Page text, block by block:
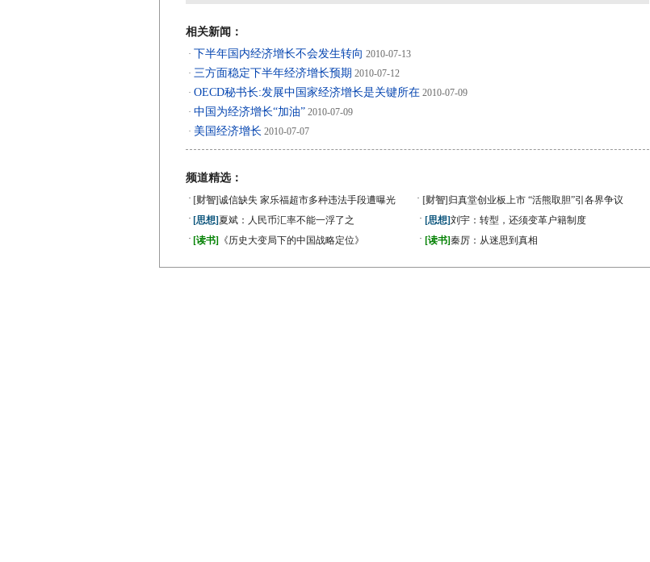
相关新闻：
· 下半年国内经济增长不会发生转向 2010-07-13
· 三方面稳定下半年经济增长预期 2010-07-12
· OECD秘书长:发展中国家经济增长是关键所在 2010-07-09
· 中国为经济增长“加油” 2010-07-09
· 美国经济增长 2010-07-07
频道精选：
· [财智]诚信缺失 家乐福超市多种违法手段遭曝光 · [财智] 归真堂创业板上市 “活熊取胆”引各界争议
· [思想]夏斌：人民币汇率不能一浮了之 · [思想]刘宇：转型，还须变革户籍制度
· [读书] 《历史大变局下的中国战略定位》 · [读书]秦厉：从迷思到真相